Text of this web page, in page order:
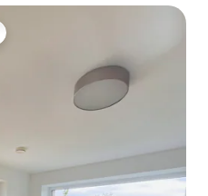
plus appréciés